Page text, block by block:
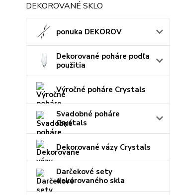
DEKOROVANÉ SKLO
ponuka DEKOROV
Dekorované poháre podľa
použitia
Výročné poháre Crystals
Svadobné poháre
Crystals
Dekorované vázy Crystals
Darčekové sety
dekorovaného skla